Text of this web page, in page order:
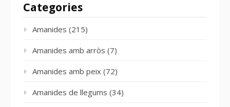
Categories
Amanides (215)
Amanides amb arròs (7)
Amanides amb peix (72)
Amanides de llegums (34)